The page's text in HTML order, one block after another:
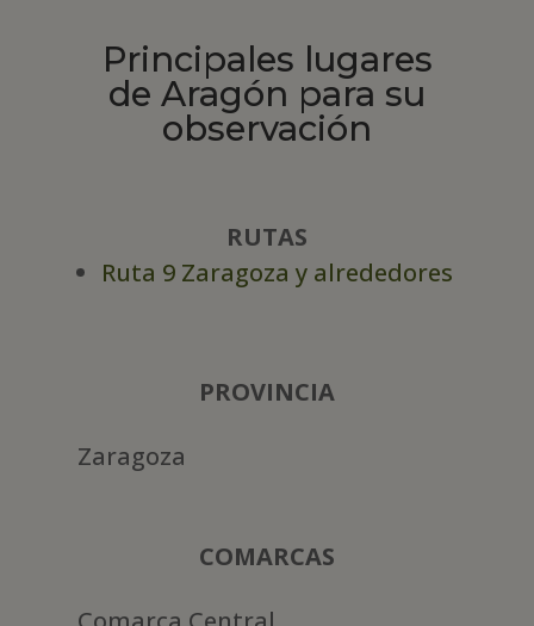
Principales lugares
de Aragón para su
observación
RUTAS
Ruta 9 Zaragoza y alrededores
PROVINCIA
Zaragoza
COMARCAS